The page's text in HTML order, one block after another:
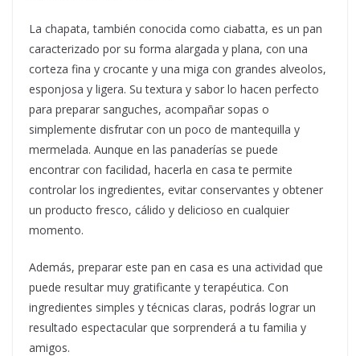
La chapata, también conocida como ciabatta, es un pan
caracterizado por su forma alargada y plana, con una
corteza fina y crocante y una miga con grandes alveolos,
esponjosa y ligera. Su textura y sabor lo hacen perfecto
para preparar sanguches, acompañar sopas o
simplemente disfrutar con un poco de mantequilla y
mermelada. Aunque en las panaderías se puede
encontrar con facilidad, hacerla en casa te permite
controlar los ingredientes, evitar conservantes y obtener
un producto fresco, cálido y delicioso en cualquier
momento.
Además, preparar este pan en casa es una actividad que
puede resultar muy gratificante y terapéutica. Con
ingredientes simples y técnicas claras, podrás lograr un
resultado espectacular que sorprenderá a tu familia y
amigos.